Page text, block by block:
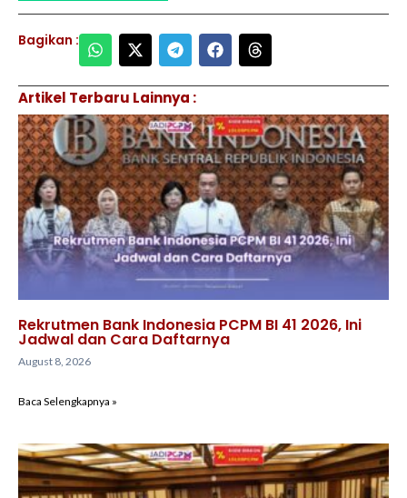
Bagikan :
Artikel Terbaru Lainnya :
Rekrutmen Bank Indonesia PCPM BI 41 2026, Ini
Jadwal dan Cara Daftarnya
August 8, 2026
Baca Selengkapnya »